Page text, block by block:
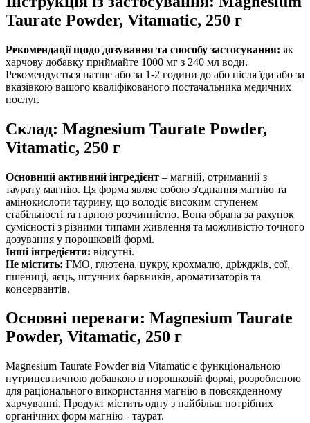
Taurate Powder, Vitamatic, 250 г
Рекомендації щодо дозування та способу застосування: як
харчову добавку приймайте 1000 мг з 240 мл води.
Рекомендується натще або за 1-2 години до або після їди або за
вказівкою вашого кваліфікованого постачальника медичних
послуг.
Склад: Magnesium Taurate Powder,
Vitamatic, 250 г
Основний активний інгредієнт – магній, отриманий з
таурату магнію. Ця форма являє собою з'єднання магнію та
амінокислоти таурину, що володіє високим ступенем
стабільності та гарною розчинністю. Вона обрана за рахунок
сумісності з різними типами живлення та можливістю точного
дозування у порошковій формі.
Інші інгредієнти: відсутні.
Не містить: ГМО, глютена, цукру, крохмалю, дріжджів, сої,
пшениці, яєць, штучних барвників, ароматизаторів та
консервантів.
Основні переваги: Magnesium Taurate
Powder, Vitamatic, 250 г
Magnesium Taurate Powder від Vitamatic є функціональною
нутрицевтичною добавкою в порошковій формі, розробленою
для раціонального використання магнію в повсякденному
харчуванні. Продукт містить одну з найбільш потрібних
органічних форм магнію - таурат.